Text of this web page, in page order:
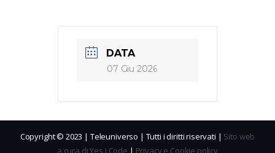
DATA
07 Giu 2026
Copyright © 2023 | Teleuniverso | Tutti i diritti riservati | Sito web
a cura di Yes I Code | Privacy e Cookie policy